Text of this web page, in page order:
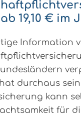
ab 19,10 € im
Information
durchaus
kann
für